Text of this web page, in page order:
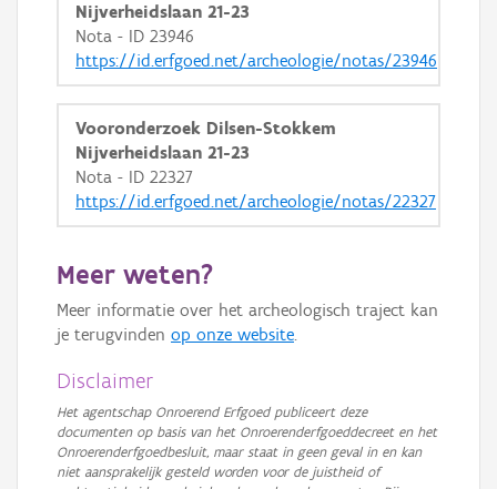
Nijverheidslaan 21-23
Nota - ID 23946
https://id.erfgoed.net/archeologie/notas/23946
Vooronderzoek Dilsen-Stokkem
Nijverheidslaan 21-23
Nota - ID 22327
https://id.erfgoed.net/archeologie/notas/22327
Meer weten?
Meer informatie over het archeologisch traject kan
je terugvinden op onze website.
Disclaimer
Het agentschap Onroerend Erfgoed publiceert deze
documenten op basis van het Onroerenderfgoeddecreet en het
Onroerenderfgoedbesluit, maar staat in geen geval in en kan
niet aansprakelijk gesteld worden voor de juistheid of